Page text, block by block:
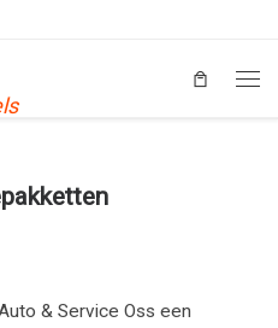
& Service Oss een